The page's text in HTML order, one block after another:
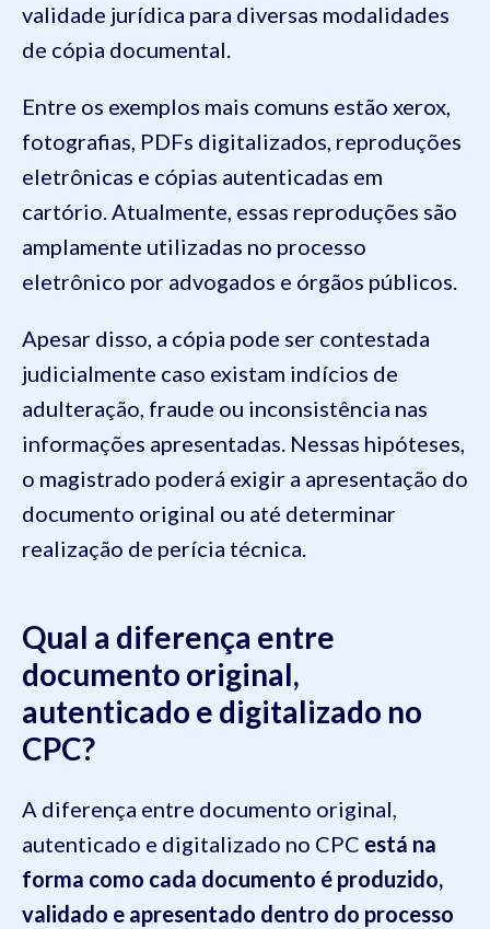
validade jurídica para diversas modalidades
de cópia documental.
Entre os exemplos mais comuns estão xerox,
fotografias, PDFs digitalizados, reproduções
eletrônicas e cópias autenticadas em
cartório. Atualmente, essas reproduções são
amplamente utilizadas no processo
eletrônico por advogados e órgãos públicos.
Apesar disso, a cópia pode ser contestada
judicialmente caso existam indícios de
adulteração, fraude ou inconsistência nas
informações apresentadas. Nessas hipóteses,
o magistrado poderá exigir a apresentação do
documento original ou até determinar
realização de perícia técnica.
Qual a diferença entre
documento original,
autenticado e digitalizado no
CPC?
A diferença entre documento original,
autenticado e digitalizado no CPC está na
forma como cada documento é produzido,
validado e apresentado dentro do processo